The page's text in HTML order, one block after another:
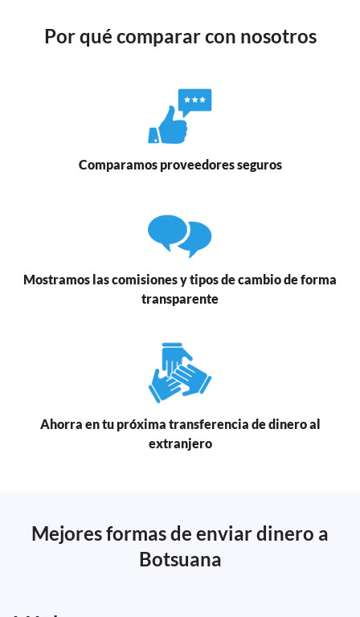
Por qué comparar con nosotros
Comparamos proveedores seguros
Mostramos las comisiones y tipos de cambio de forma
transparente
Ahorra en tu próxima transferencia de dinero al
extranjero
Mejores formas de enviar dinero a
Botsuana